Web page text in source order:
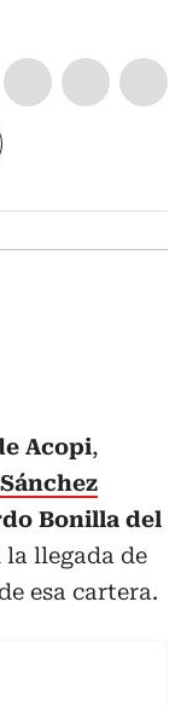
Acopi,
Bonilla del
la llegada de
esa cartera.